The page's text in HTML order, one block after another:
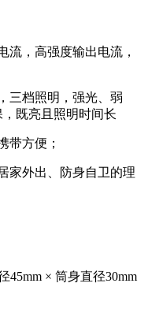
流，高强度输出电流，
三档照明，强光、弱
既亮且照明时间长
带方便；
家外出、防身自卫的理
45mm × 筒身直径30mm